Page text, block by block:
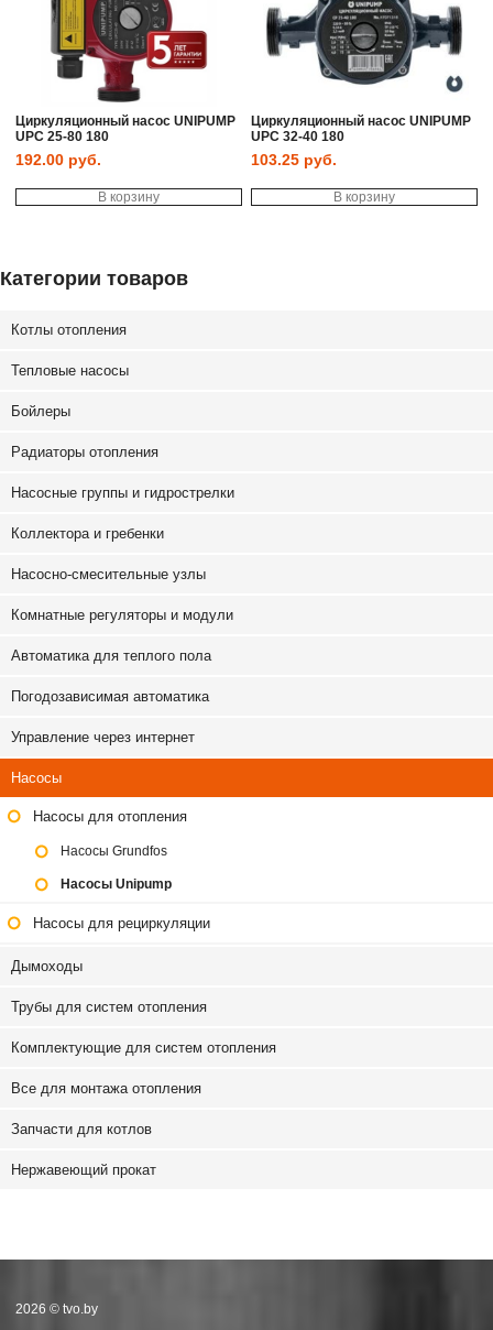
Циркуляционный насос UNIPUMP
UPC 25-80 180
192.00 руб.
В корзину
Циркуляционный насос UNIPUMP
UPC 32-40 180
103.25 руб.
В корзину
Категории товаров
Котлы отопления
Тепловые насосы
Бойлеры
Радиаторы отопления
Насосные группы и гидрострелки
Коллектора и гребенки
Насосно-смесительные узлы
Комнатные регуляторы и модули
Автоматика для теплого пола
Погодозависимая автоматика
Управление через интернет
Насосы
Насосы для отопления
Насосы Grundfos
Насосы Unipump
Насосы для рециркуляции
Дымоходы
Трубы для систем отопления
Комплектующие для систем отопления
Все для монтажа отопления
Запчасти для котлов
Нержавеющий прокат
2026 © tvo.by